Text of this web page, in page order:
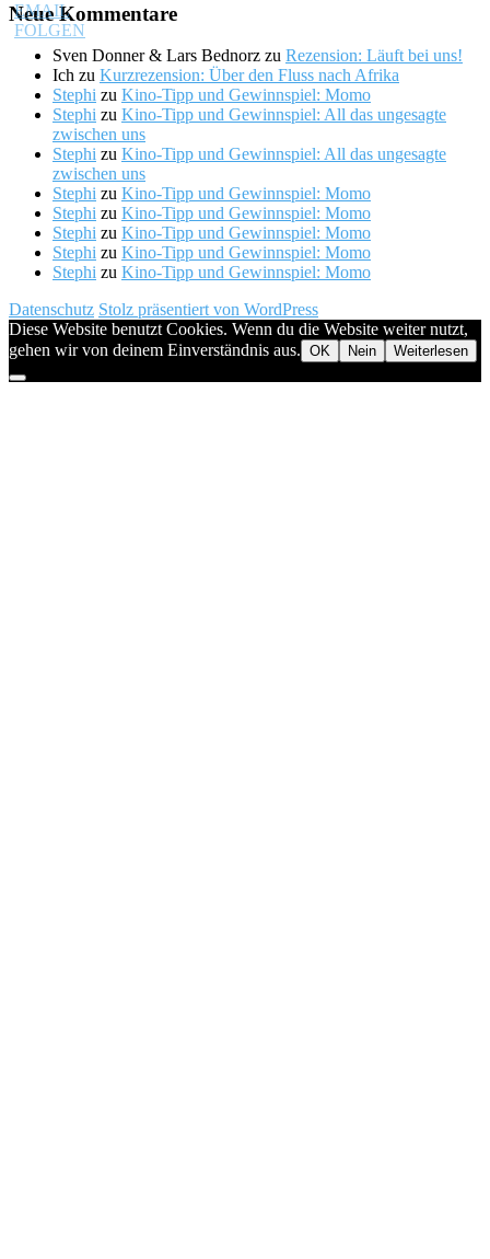
Neue Kommentare
Sven Donner & Lars Bednorz zu Rezension: Läuft bei uns!
Ich zu Kurzrezension: Über den Fluss nach Afrika
Stephi zu Kino-Tipp und Gewinnspiel: Momo
Stephi zu Kino-Tipp und Gewinnspiel: All das ungesagte
zwischen uns
Stephi zu Kino-Tipp und Gewinnspiel: All das ungesagte
zwischen uns
Stephi zu Kino-Tipp und Gewinnspiel: Momo
Stephi zu Kino-Tipp und Gewinnspiel: Momo
Stephi zu Kino-Tipp und Gewinnspiel: Momo
Stephi zu Kino-Tipp und Gewinnspiel: Momo
Stephi zu Kino-Tipp und Gewinnspiel: Momo
Datenschutz Stolz präsentiert von WordPress
Diese Website benutzt Cookies. Wenn du die Website weiter nutzt,
gehen wir von deinem Einverständnis aus. OK Nein Weiterlesen